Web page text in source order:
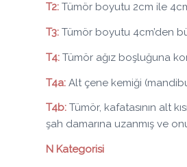
T2: Tümör boyutu 2cm ile
T3: Tümör boyutu 4cm’den
T4: Tümör ağız boşluğuna
T4a: Alt çene kemiği
T4b: Tümör, kafatasının alt
şah damarına uzanmış ve onu
N Kategorisi